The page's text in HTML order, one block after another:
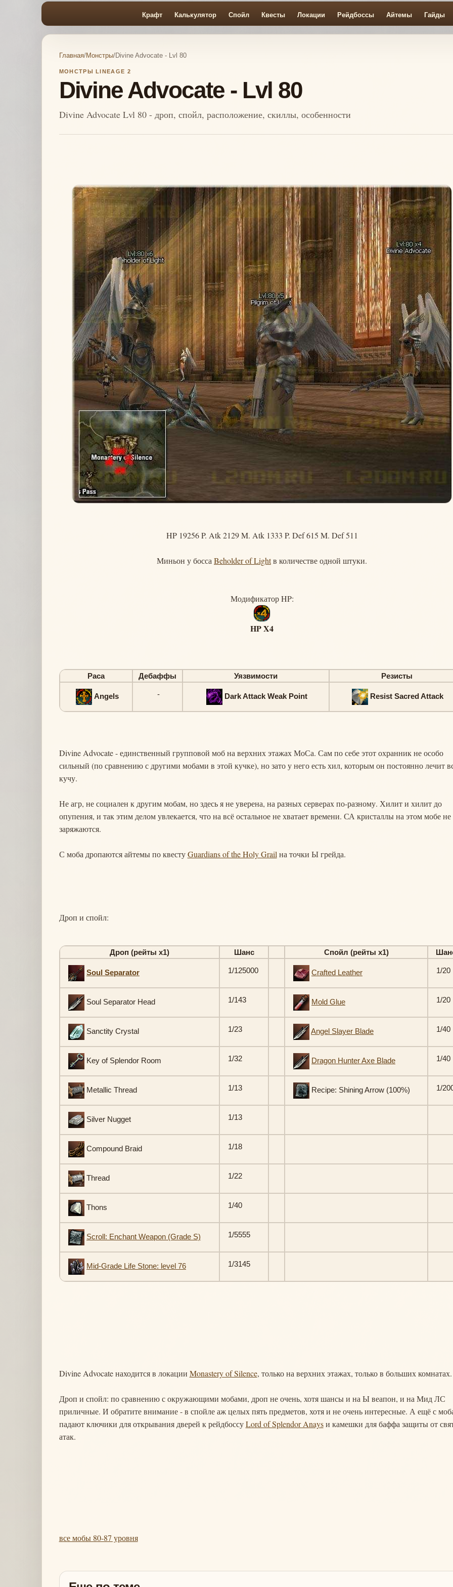
Крафт Калькулятор Спойл Квесты Локации Рейдбоссы Айтемы Гайды
Главная/Монстры/Divine Advocate - Lvl 80
МОНСТРЫ LINEAGE 2
Divine Advocate - Lvl 80
Divine Advocate Lvl 80 - дроп, спойл, расположение, скиллы, особенности
HP 19256 P. Atk 2129 M. Atk 1333 P. Def 615 M. Def 511
Миньон у босса Beholder of Lightв количестве одной штуки.
Модификатор HP:
HP X4
Раса Дебаффы Уязвимости Резисты
Angels - Dark Attack Weak Point Resist Sacred Attack
Divine Advocate - единственный групповой моб на верхних этажах МоСа. Сам по себе этот охранник не особо
сильный (по сравнению с другими мобами в этой кучке), но зато у него есть хил, которым он постоянно лечит
кучу.
Не агр, не социален к другим мобам, но здесь я не уверена, на разных серверах по-разному. Хилит и хилит до
опупения, и так этим делом увлекается, что на всё остальное не хватает времени. СА кристаллы на этом мобе не
заряжаются.
С моба дропаются айтемы по квестуGuardians of the Holy Grail на точки Ы грейда.
Дроп и спойл:
Дроп (рейты х1) Шанс Спойл (рейты х1)
Soul Separator 1/125000 Crafted Leather 1/20
Soul Separator Head 1/143 Mold Glue 1/20
Sanctity Crystal 1/23 Angel Slayer Blade 1/40
Key of Splendor Room 1/32 Dragon Hunter Axe Blade 1/40
Metallic Thread 1/13 Recipe: Shining Arrow (100%) 1/
Silver Nugget 1/13
Compound Braid 1/18
Thread 1/22
Thons 1/40
Scroll: Enchant Weapon (Grade S) 1/5555
Mid-Grade Life Stone: level 76 1/3145
Divine Advocate находится в локации Monastery of Silence, только на верхних этажах, только в больших комнатах.
Дроп и спойл: по сравнению с окружающими мобами, дроп не очень, хотя шансы и на Ы веапон, и на Мид ЛС
приличные. И обратите внимание - в спойле аж целых пять предметов, хотя и не очень интересные. А ещё с
падают ключики для открывания дверей к рейдбоссуLord of Splendor Anaysи камешки для баффа защиты от
атак.
все мобы 80-87 уровня